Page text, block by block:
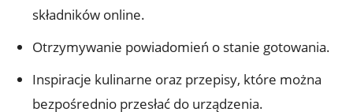
składników online.
Otrzymywanie powiadomień o stanie gotowania.
Inspiracje kulinarne oraz przepisy, które można
bezpośrednio przesłać do urządzenia.